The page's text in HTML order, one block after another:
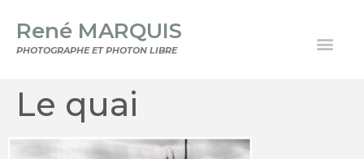
René MARQUIS
PHOTOGRAPHE ET PHOTON LIBRE
Le quai